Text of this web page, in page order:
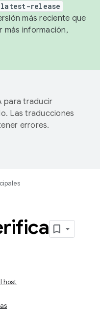
release
más reciente que
más información,
para traducir
Las traducciones
errores.
host